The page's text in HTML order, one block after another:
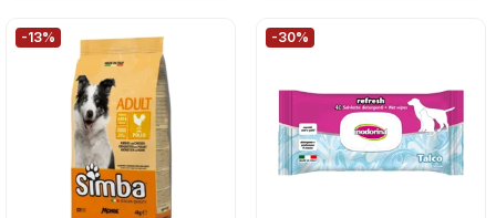
-13% -30%